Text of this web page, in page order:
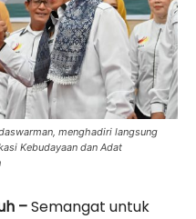
menghadiri langsung
Kebudayaan dan Adat
–Semangat untuk